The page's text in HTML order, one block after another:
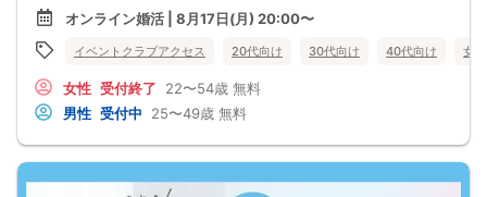
●婚活パーティー、合コンで上手くいかない
●デートやお見合いが２回目につながらない
●今のままでは一生変わらない気がする
●異性から断られると、自分の人格を否定されている気分になる
最短3ヶ月で彼女ができる可能性を高め、1年以内の結婚を目指すための
恋愛・婚活の具体的な方法をお伝えします。
【婚活戦略セミナーで得られるメリットは！】
●異性とのコミュニケーションのポイントが理解できる
オンライン婚活 | 8月17日(月) 20:00〜
イベントクラブアクセス 20代向け 30代向け 40代向け 女
女性 受付終了 22〜54歳 無料
男性 受付中 25〜49歳 無料